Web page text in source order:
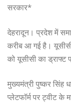
सरकार*
देहरादून। प्रदेश में
करीब आ गई है।
को यूसीसी का ड्राफ्ट
मुख्यमंत्री पुष्कर सिंह
प्लेटफॉर्म पर ट्वीट के